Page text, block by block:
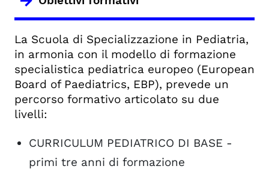
La Scuola di Specializzazione in Pediatria,
in armonia con il modello di formazione
specialistica pediatrica europeo (European
Board of Paediatrics, EBP), prevede un
percorso formativo articolato su due
livelli:
CURRICULUM PEDIATRICO DI BASE -
primi tre anni di formazione